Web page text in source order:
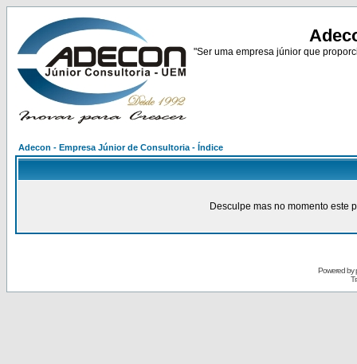
"Ser uma empresa júnior que
Adecon - Empresa Júnior de Consultoria - Índice
Desculpe mas no momento este
Powered by